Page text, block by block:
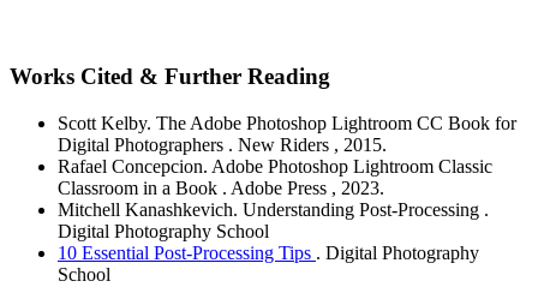
Works Cited & Further Reading
Scott Kelby. The Adobe Photoshop Lightroom CC Book for
Digital Photographers . New Riders , 2015.
Rafael Concepcion. Adobe Photoshop Lightroom Classic
Classroom in a Book . Adobe Press , 2023.
Mitchell Kanashkevich. Understanding Post-Processing .
Digital Photography School
10 Essential Post-Processing Tips . Digital Photography
School